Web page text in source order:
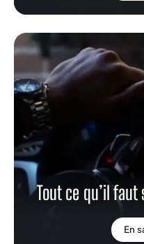
Tout ce qu’il
En